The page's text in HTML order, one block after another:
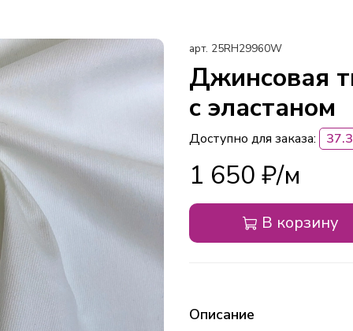
арт. 25RH29960W
Джинсовая
с эластаном
Доступно для заказа:
1 650 ₽
В корзину
Описание